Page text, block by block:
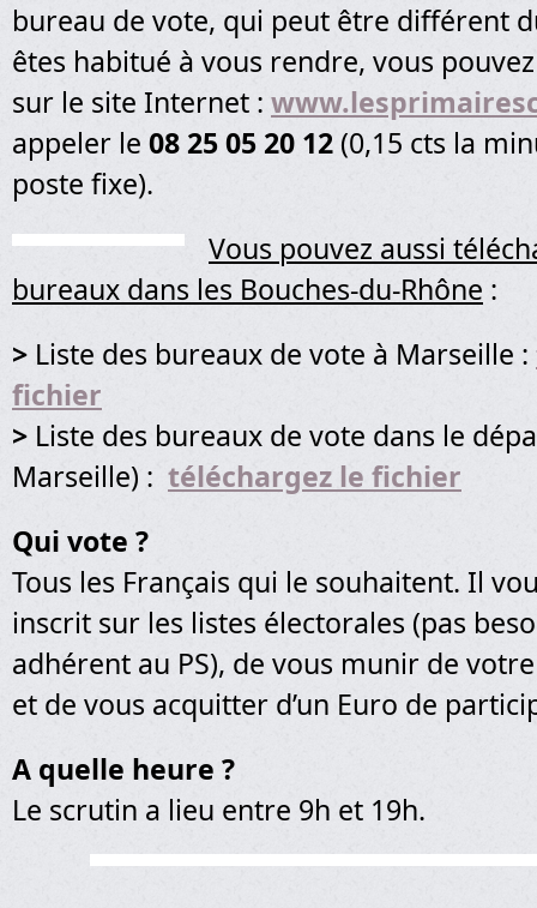
bureau de vote, qui peut être différent
êtes habitué à vous rendre, vous
sur le site Internet :
appeler le 08 25 05 20 12 (0,15 cts la
poste fixe).
Vous pouvez aussi
bureaux dans les Bouches-du-Rhône :
> Liste des bureaux de vote à Marseille :
fichier
> Liste des bureaux de vote dans le
Marseille) : téléchargez le fichier
Qui vote ?
Tous les Français qui le souhaitent. Il
inscrit sur les listes électorales (pas
adhérent au PS), de vous munir de
et de vous acquitter d’un Euro de
A quelle heure ?
Le scrutin a lieu entre 9h et 19h.